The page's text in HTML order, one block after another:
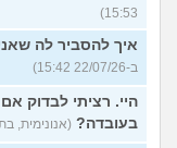
15:53)
איך להסביר לה
ב-22/07/26 15:42)
היי. רציתי לבדוק
בעובדה? (אנונימית, בת 18, כתבה ב-22/07/26